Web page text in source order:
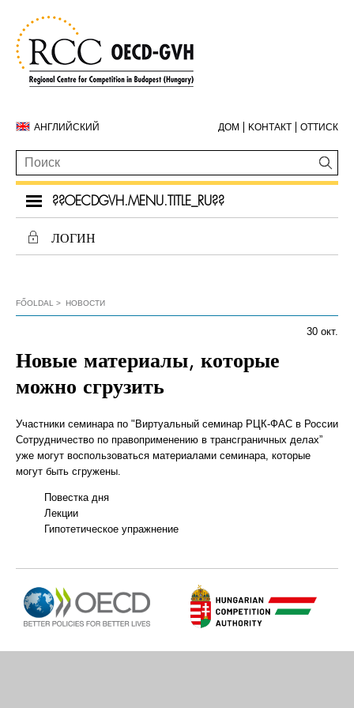
АНГЛИЙСКИЙ ДОМ KОНТАКТ ОТТИСК
??OECDGVH.MENU.TITLE_RU??
ЛОГИН
FŐOLDAL НОВОСТИ
30 окт.
Новые материалы, которые
можно сгрузить
Участники семинара по "Виртуальный семинар РЦК-ФАС в России
Сотрудничество по правоприменению в трансграничных делах”
уже могут воспользоваться материалами семинара, которые
могут быть сгружены.
Повестка дня
Лекции
Гипотетическое упражнение